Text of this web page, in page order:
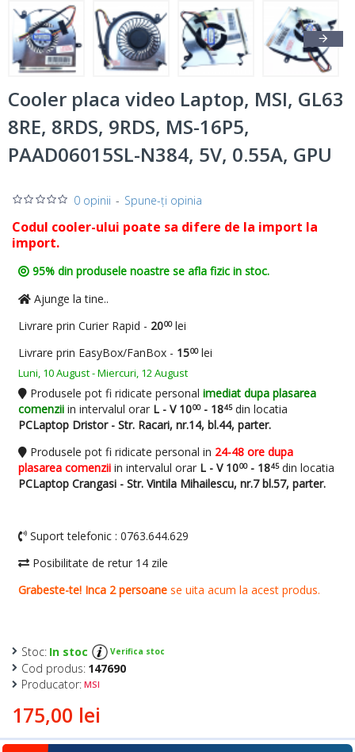
Cooler placa video Laptop, MSI, GL63
8RE, 8RDS, 9RDS, MS-16P5,
PAAD06015SL-N384, 5V, 0.55A, GPU
Codul cooler-ului poate sa difere de la import la
import.
0 opinii - Spune-ţi opinia
175,00 lei
Stoc: In stoc Verifica stoc
Cod produs: 147690
Producator: MSI